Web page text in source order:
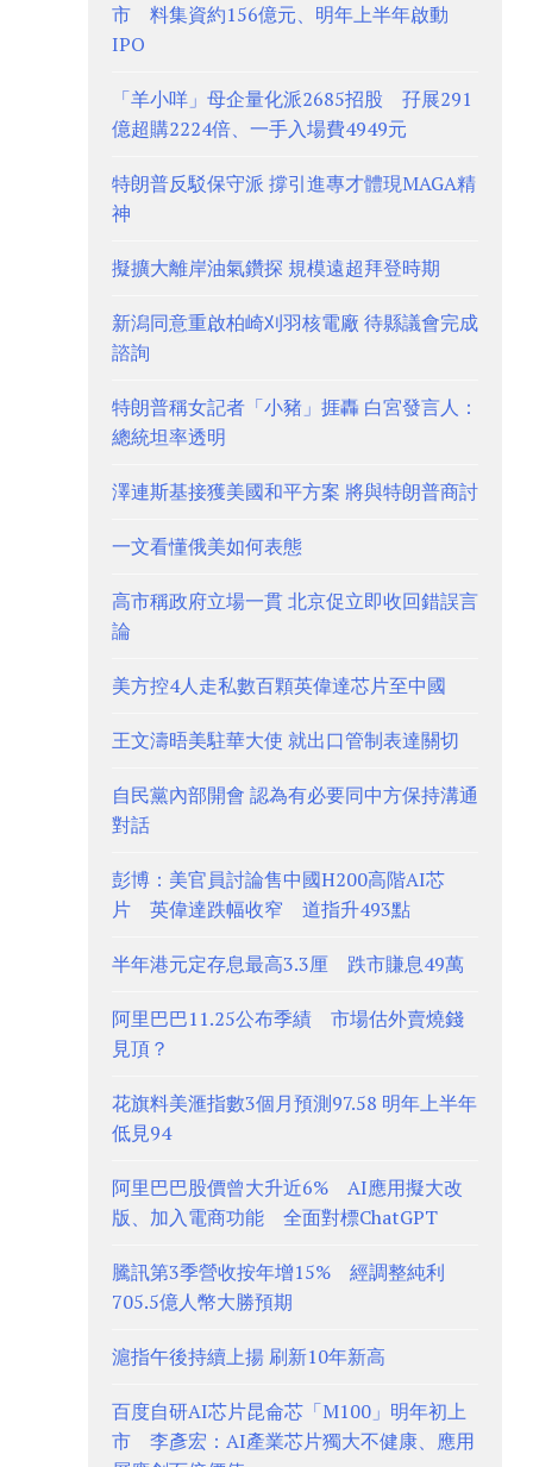
市 料集資約156億元、明年上半年啟動
IPO
「羊小咩」母企量化派2685招股 孖展291
億超購2224倍、一手入場費4949元
特朗普反駁保守派 撐引進專才體現MAGA精
神
擬擴大離岸油氣鑽探 規模遠超拜登時期
新潟同意重啟柏崎刈羽核電廠 待縣議會完成
諮詢
特朗普稱女記者「小豬」捱轟 白宮發言人：
總統坦率透明
澤連斯基接獲美國和平方案 將與特朗普商討
一文看懂俄美如何表態
高市稱政府立場一貫 北京促立即收回錯誤言
論
美方控4人走私數百顆英偉達芯片至中國
王文濤晤美駐華大使 就出口管制表達關切
自民黨內部開會 認為有必要同中方保持溝通
對話
彭博：美官員討論售中國H200高階AI芯
片 英偉達跌幅收窄 道指升493點
半年港元定存息最高3.3厘 跌市賺息49萬
阿里巴巴11.25公布季績 市場估外賣燒錢
見頂？
花旗料美滙指數3個月預測97.58 明年上半年
低見94
阿里巴巴股價曾大升近6% AI應用擬大改
版、加入電商功能 全面對標ChatGPT
騰訊第3季營收按年增15% 經調整純利
705.5億人幣大勝預期
滬指午後持續上揚 刷新10年新高
百度自研AI芯片昆侖芯「M100」明年初上
市 李彥宏：AI產業芯片獨大不健康、應用